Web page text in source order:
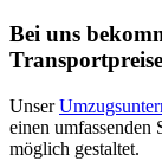
Bei uns
Unser
einen umfassenden
möglich gestaltet.